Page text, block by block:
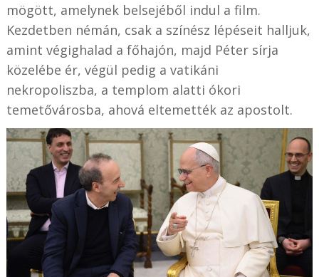
mögött, amelynek belsejéből indul a film.
Kezdetben némán, csak a színész lépéseit halljuk,
amint végighalad a főhajón, majd Péter sírja
közelébe ér, végül pedig a vatikáni
nekropoliszba, a templom alatti ókori
temetővárosba, ahová eltemették az apostolt.